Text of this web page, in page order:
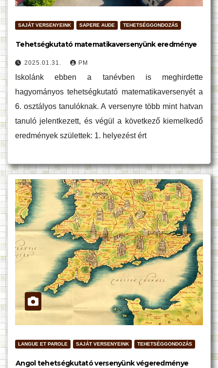
SAJÁT VERSENYEINK SAPERE AUDE TEHETSÉGGONDOZÁS
Tehetségkutató matematikaversenyünk eredménye
2025.01.31. PM
Iskolánk ebben a tanévben is meghirdette
hagyományos tehetségkutató matematikaversenyét a
6. osztályos tanulóknak. A versenyre több mint hatvan
tanuló jelentkezett, és végül a következő kiemelkedő
eredmények születtek: 1. helyezést ért
LANGUE ET PAROLE SAJÁT VERSENYEINK TEHETSÉGGONDOZÁS
Angol tehetségkutató versenyünk végeredménye